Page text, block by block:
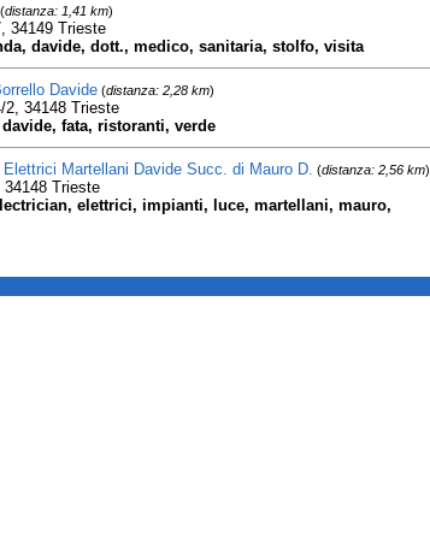
distanza: 1,41 km)
34149 Trieste
davide, dott., medico, sanitaria, stolfo, visita
Davide(distanza: 2,28 km)
2, 34148 Trieste
fata, ristoranti, verde
Martellani Davide Succ. di Mauro D. (distanza: 2,56 km)
Trieste
elettrici, impianti, luce, martellani, mauro,